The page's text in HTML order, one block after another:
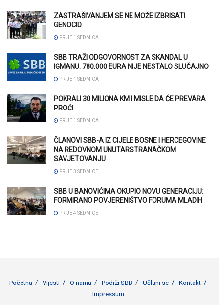
ZASTRAŠIVANJEM SE NE MOŽE IZBRISATI
GENOCID
PRIJE 1 SEDMICA
SBB TRAŽI ODGOVORNOST ZA SKANDAL U
IGMANU: 780.000 EURA NIJE NESTALO SLUČAJNO
PRIJE 1 SEDMICA
POKRALI 30 MILIONA KM I MISLE DA ĆE PREVARA
PROĆI
PRIJE 1 SEDMICA
ČLANOVI SBB-A IZ CIJELE BOSNE I HERCEGOVINE
NA REDOVNOM UNUTARSTRANAČKOM
SAVJETOVANJU
PRIJE 3 SEDMICE
SBB U BANOVIĆIMA OKUPIO NOVU GENERACIJU:
FORMIRANO POVJERENIŠTVO FORUMA MLADIH
PRIJE 4 SEDMICE
Početna Vijesti O nama Podrži SBB Učlani se
Kontakt
Impressum